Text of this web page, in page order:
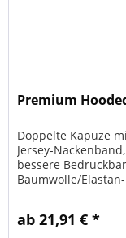
Premium
Doppelte Kapuze
Jersey-
bessere
Baumwolle/
ab 21,91 € *